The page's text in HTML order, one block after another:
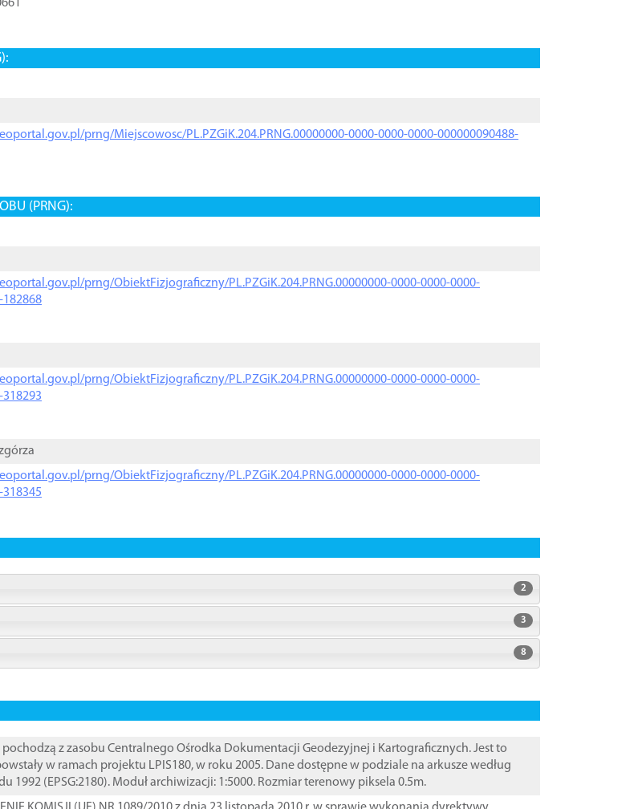
prng/Miejscowosc/PL.PZGiK.204.PRNG.00000000-0000-0000-0000-000000090488-
(PRNG):
prng/ObiektFizjograficzny/PL.PZGiK.204.PRNG.00000000-0000-0000-0000-
182868
prng/ObiektFizjograficzny/PL.PZGiK.204.PRNG.00000000-0000-0000-0000-
prng/ObiektFizjograficzny/PL.PZGiK.204.PRNG.00000000-0000-0000-0000-
2
3
8
z zasobu Centralnego Ośrodka Dokumentacji Geodezyjnej i Kartograficznych. Jest to
w ramach projektu LPIS180, w roku 2005. Dane dostępne w podziale na arkusze według
1992 (EPSG:2180). Moduł archiwizacji: 1:5000. Rozmiar terenowy piksela 0.5m.